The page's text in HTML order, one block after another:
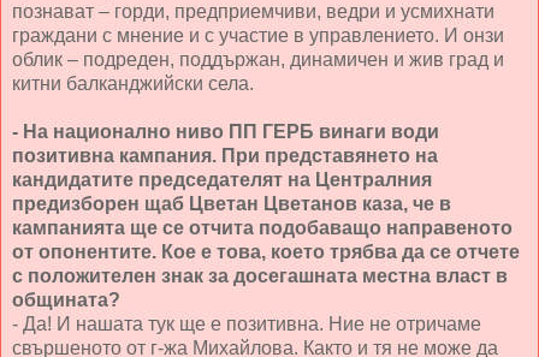
познават – горди, предприемчиви, ведри и усмихнати
граждани с мнение и с участие в управлението. И онзи
облик – подреден, поддържан, динамичен и жив град и
китни балканджийски села.
- На национално ниво ПП ГЕРБ винаги води
позитивна кампания. При представянето на
кандидатите председателят на Централния
предизборен щаб Цветан Цветанов каза, че в
кампанията ще се отчита подобаващо направеното
от опонентите. Кое е това, което трябва да се отчете
с положителен знак за досегашната местна власт в
общината?
- Да! И нашата тук ще е позитивна. Ние не отричаме
свършеното от г-жа Михайлова. Както и тя не може да